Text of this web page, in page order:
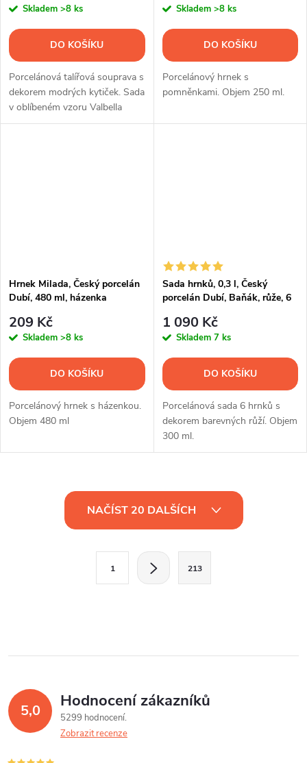
Skladem >8 ks
DO KOŠÍKU
Porcelánová talířová souprava s
dekorem modrých kytiček. Sada
v oblíbeném vzoru Valbella
obsahuje 18 ks nádobí.
Skladem >8 ks
DO KOŠÍKU
Porcelánový hrnek s
pomněnkami. Objem 250 ml.
Hrnek Milada, Český porcelán
Dubí, 480 ml, házenka
209 Kč
Skladem >8 ks
DO KOŠÍKU
Porcelánový hrnek s házenkou.
Objem 480 ml
Sada hrnků, 0,3 l, Český
porcelán Dubí, Baňák, růže, 6
1 090 Kč
Skladem 7 ks
DO KOŠÍKU
Porcelánová sada 6 hrnků s
dekorem barevných růží. Objem
300 ml.
í
p
NAČÍST 20 DALŠÍCH
k
v
á
n
1 213
5,0 Hodnocení zákazníků
5299 hodnocení
Zobrazit recenze